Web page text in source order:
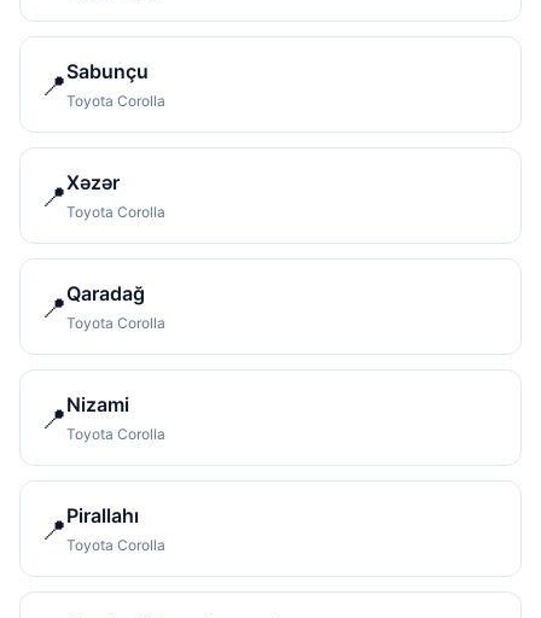
📍Sabunçu
Toyota Corolla
📍Xəzər
Toyota Corolla
📍Qaradağ
Toyota Corolla
📍Nizami
Toyota Corolla
📍Pirallahı
Toyota Corolla